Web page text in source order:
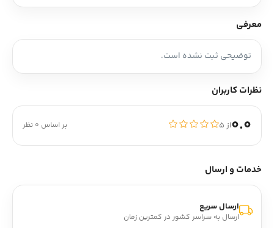
معرفی
توضیحی ثبت نشده است.
نظرات کاربران
0.0از ۵ بر اساس 0 نظر
خدمات و ارسال
ارسال سریع
ارسال به سراسر کشور در کمترین زمان